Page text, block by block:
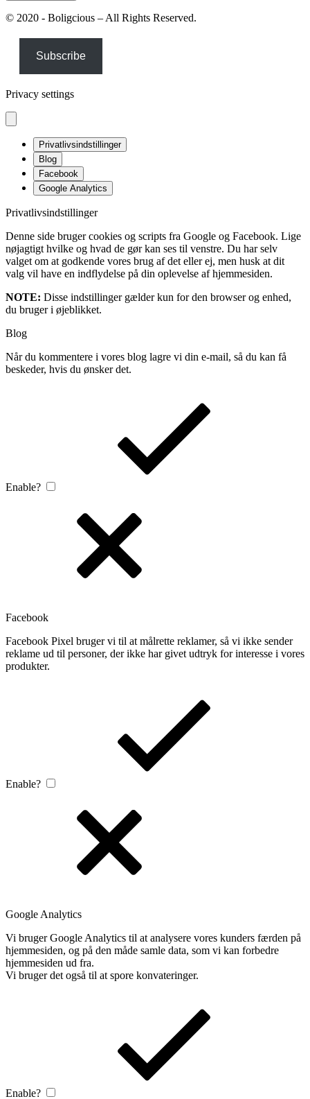
© 2020 - Boligcious – All Rights Reserved.
Subscribe
Privacy settings
Privatlivsindstillinger
Blog
Facebook
Google Analytics
Privatlivsindstillinger
Denne side bruger cookies og scripts fra Google og Facebook. Lige
nøjagtigt hvilke og hvad de gør kan ses til venstre. Du har selv
valget om at godkende vores brug af det eller ej, men husk at dit
valg vil have en indflydelse på din oplevelse af hjemmesiden.
NOTE: Disse indstillinger gælder kun for den browser og enhed,
du bruger i øjeblikket.
Blog
Når du kommentere i vores blog lagre vi din e-mail, så du kan få
beskeder, hvis du ønsker det.
Enable?
Facebook
Facebook Pixel bruger vi til at målrette reklamer, så vi ikke sender
reklame ud til personer, der ikke har givet udtryk for interesse i vores
produkter.
Enable?
Google Analytics
Vi bruger Google Analytics til at analysere vores kunders færden på
hjemmesiden, og på den måde samle data, som vi kan forbedre
hjemmesiden ud fra.
Vi bruger det også til at spore konvateringer.
Enable?